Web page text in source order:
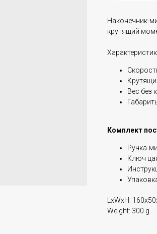
Наконечник-
крутящий
Вес без
Комплект
Ручка-
Ключ
LxWxH:
Weight: 300 g